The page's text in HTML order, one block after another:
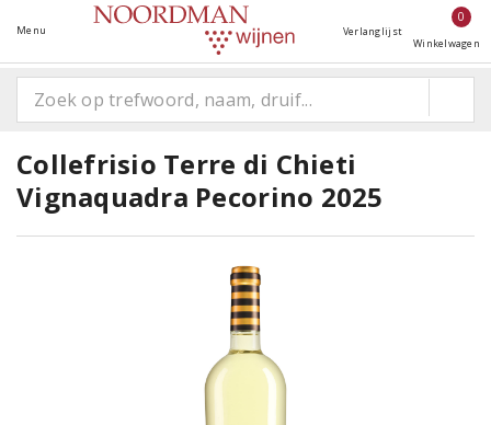
Menu Verlanglijst
0
Winkelwagen
Collefrisio Terre di Chieti
Vignaquadra Pecorino 2025